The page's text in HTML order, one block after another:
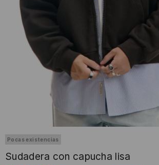
Pocas existencias
Sudadera con capucha lisa